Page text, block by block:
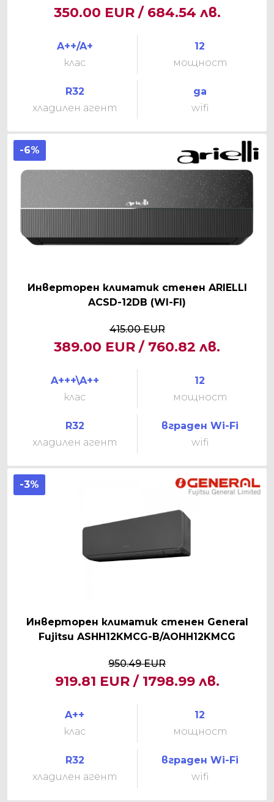
350.00 EUR / 684.54 лв.
A++/A+
клас
12
мощност
R32
хладилен агент
да
wifi
-6%
Инверторен климатик стенен ARIELLI
ACSD-12DB (WI-FI)
415.00 EUR
389.00 EUR / 760.82 лв.
A+++\A++
клас
12
мощност
R32
хладилен агент
вграден Wi-Fi
wifi
-3%
Инверторен климатик стенен General
Fujitsu ASHH12KMCG-B/AOHH12KMCG
950.49 EUR
919.81 EUR / 1798.99 лв.
A++
клас
12
мощност
R32
хладилен агент
вграден Wi-Fi
wifi